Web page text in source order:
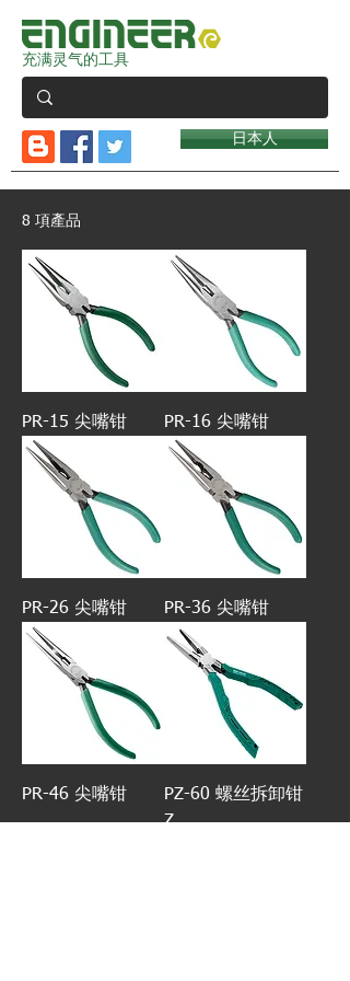
充满灵气的工具
日本人
8 項產品
PR-15 尖嘴钳 PR-16 尖嘴钳
PR-26 尖嘴钳 PR-36 尖嘴钳
PR-46 尖嘴钳
PZ-60 螺丝拆卸钳
Z